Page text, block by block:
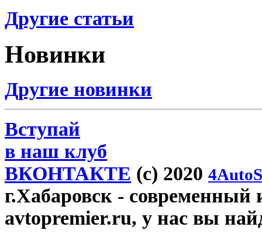
Другие статьи
Новинки
Другие новинки
Вступай
в наш клуб
ВКОНТАКТЕ (c) 2020
г.Хабаровск - современный
avtopremier.ru, у нас вы